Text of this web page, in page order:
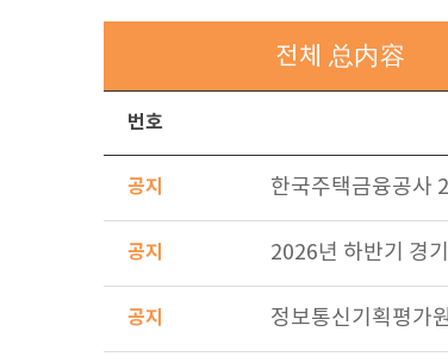
전체 总内容
번호
공지 한국주택금융공사
공지 2026년 하반기 경
공지 정보통신기획평가